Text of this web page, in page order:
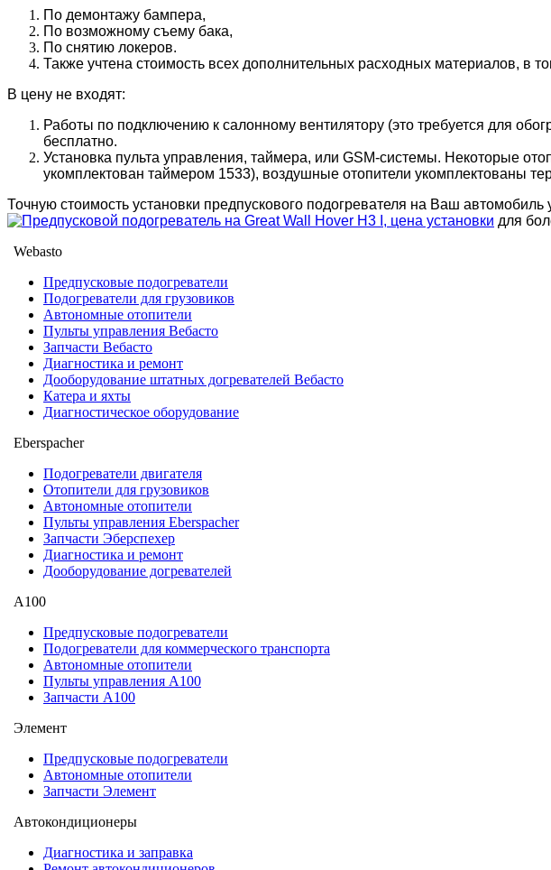
По демонтажу бампера,
По возможному съему бака,
По снятию локеров.
Также учтена стоимость всех дополнительных расходных материалов, в
В цену не входят:
Работы по подключению к салонному вентилятору (это требуется для
бесплатно.
Установка пульта управления, таймера, или GSM-системы. Некоторые
укомплектован таймером 1533), воздушные отопители укомплектованы
Точную стоимость установки предпускового подогревателя на Ваш
для
Webasto
Предпусковые подогреватели
Подогреватели для грузовиков
Автономные отопители
Пульты управления Вебасто
Запчасти Вебасто
Диагностика и ремонт
Дооборудование штатных догревателей Вебасто
Катера и яхты
Диагностическое оборудование
Eberspacher
Подогреватели двигателя
Отопители для грузовиков
Автономные отопители
Пульты управления Eberspacher
Запчасти Эберспехер
Диагностика и ремонт
Дооборудование догревателей
А100
Предпусковые подогреватели
Подогреватели для коммерческого транспорта
Автономные отопители
Пульты управления A100
Запчасти А100
Элемент
Предпусковые подогреватели
Автономные отопители
Запчасти Элемент
Автокондиционеры
Диагностика и заправка